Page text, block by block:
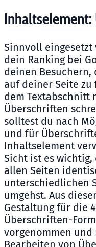
Sinnvoll
dein Ranking bei
deinen
auf deiner Seite
dem Textabschnitt
Überschriften
solltest du nach
und für
Inhaltselement
Sicht ist es wichtig,
allen Seiten
unterschiedlichen
umgehst. Aus
Gestaltung für die
Überschriften-
vorgenommen
Bearbeiten von